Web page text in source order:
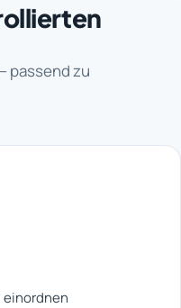
passend zu